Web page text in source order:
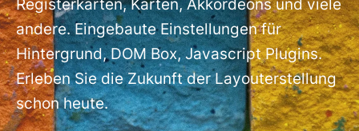
Registerkarten, Karten, Akkordeons und viele
andere. Eingebaute Einstellungen für
Hintergrund, DOM Box, Javascript Plugins.
Erleben Sie die Zukunft der Layouterstellung
schon heute.